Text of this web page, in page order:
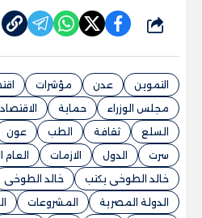
شارك
التموين عدن مؤشرات
مجلس الوزراء
حماية الاقتصاد
السلع
ثقافة الطب عون
سرت
الدول الازمات
خالد الطوخى يكتب
خالد الطوخى
الدولة المصرية
المشروعات